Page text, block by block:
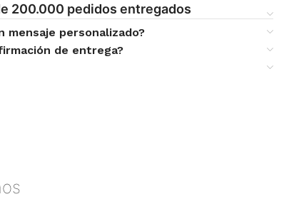
200.000 pedidos entregados
mensaje personalizado?
de entrega?